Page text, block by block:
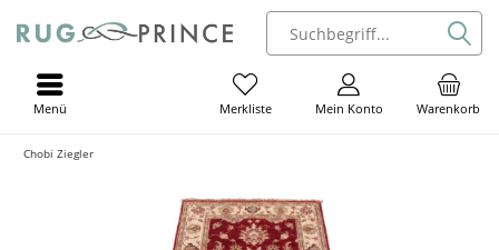
Warenkorb
Mein Konto
Merkliste
Menü
Chobi Ziegler